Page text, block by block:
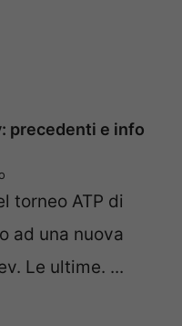
precedenti e info
torneo ATP di
ad una nuova
Le ultime. ...